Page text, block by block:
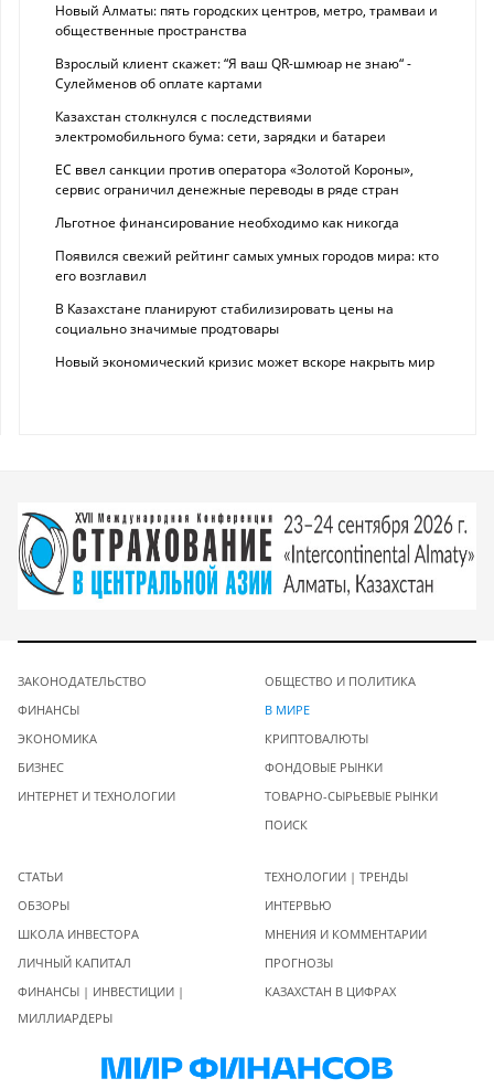
Новый Алматы: пять городских центров, метро, трамваи и
общественные пространства
Взрослый клиент скажет: “Я ваш QR-шмюар не знаю“ -
Сулейменов об оплате картами
Казахстан столкнулся с последствиями
электромобильного бума: сети, зарядки и батареи
ЕС ввел санкции против оператора «Золотой Короны»,
сервис ограничил денежные переводы в ряде стран
Льготное финансирование необходимо как никогда
Появился свежий рейтинг самых умных городов мира: кто
его возглавил
В Казахстане планируют стабилизировать цены на
социально значимые продтовары
Новый экономический кризис может вскоре накрыть мир
ЗАКОНОДАТЕЛЬСТВО
ФИНАНСЫ
ЭКОНОМИКА
БИЗНЕС
ИНТЕРНЕТ И ТЕХНОЛОГИИ
ОБЩЕСТВО И ПОЛИТИКА
В МИРЕ
КРИПТОВАЛЮТЫ
ФОНДОВЫЕ РЫНКИ
ТОВАРНО-СЫРЬЕВЫЕ РЫНКИ
ПОИСК
СТАТЬИ
ОБЗОРЫ
ШКОЛА ИНВЕСТОРА
ЛИЧНЫЙ КАПИТАЛ
ФИНАНСЫ | ИНВЕСТИЦИИ |
МИЛЛИАРДЕРЫ
ТЕХНОЛОГИИ | ТРЕНДЫ
ИНТЕРВЬЮ
МНЕНИЯ И КОММЕНТАРИИ
ПРОГНОЗЫ
КАЗАХСТАН В ЦИФРАХ